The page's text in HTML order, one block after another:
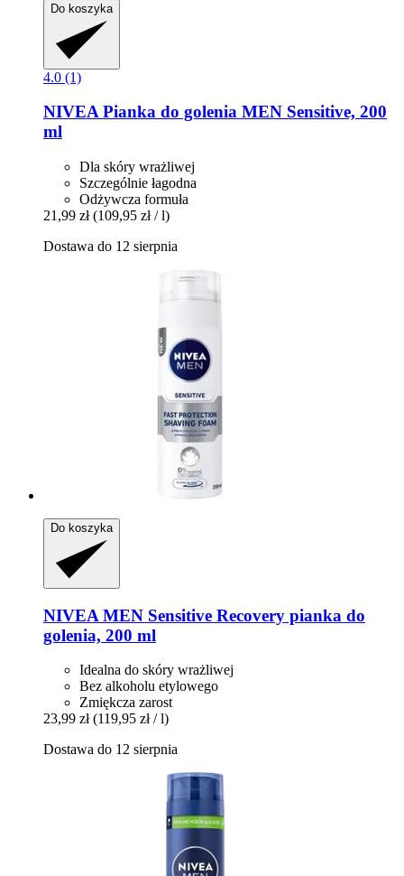
Do koszyka
4.0 (1)
NIVEAPianka do golenia MEN Sensitive, 200
ml
Dla skóry wrażliwej
Szczególnie łagodna
Odżywcza formuła
21,99 zł (109,95 zł / l)
Dostawa do 12 sierpnia
Do koszyka
NIVEA MEN Sensitive Recovery pianka do
golenia, 200 ml
Idealna do skóry wrażliwej
Bez alkoholu etylowego
Zmiękcza zarost
23,99 zł (119,95 zł / l)
Dostawa do 12 sierpnia